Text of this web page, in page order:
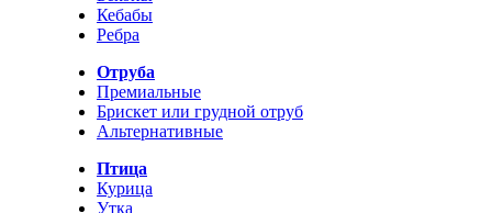
Кебабы
Ребра
Отруба
Премиальные
Брискет или грудной отруб
Альтернативные
Птица
Курица
Утка